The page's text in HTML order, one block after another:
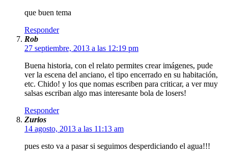
que buen tema
Responder
Rob
27 septiembre, 2013 a las 12:19 pm
Buena historia, con el relato permites crear imágenes, pude
ver la escena del anciano, el tipo encerrado en su habitación,
etc. Chido! y los que nomas escriben para criticar, a ver muy
salsas escriban algo mas interesante bola de losers!
Responder
Zurios
14 agosto, 2013 a las 11:13 am
pues esto va a pasar si seguimos desperdiciando el agua!!!